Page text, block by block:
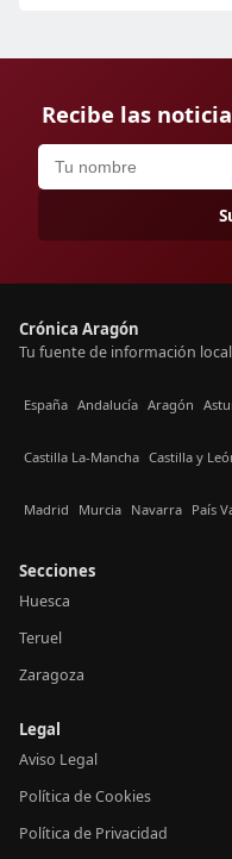
Recibe las
Crónica Aragón
Tu fuente de información
España Andalucía Aragón
Castilla La-Mancha Castilla y
Madrid Murcia Navarra País
Secciones
Huesca
Teruel
Zaragoza
Legal
Aviso Legal
Política de Cookies
Política de Privacidad